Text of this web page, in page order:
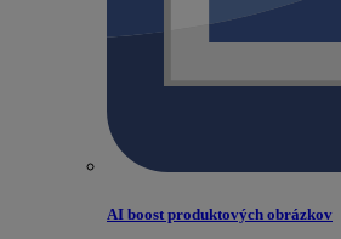
AI boost produktových obrázkov